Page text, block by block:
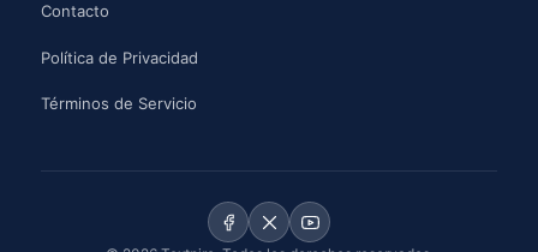
Contacto
Política de Privacidad
Términos de Servicio